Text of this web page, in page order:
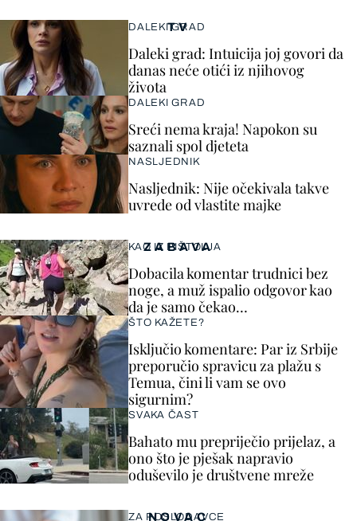
ZABAVA
KAO IZ PIŠTOLJA
Dobacila komentar trudnici bez
noge, a muž ispalio odgovor kao
da je samo čekao…
ŠTO KAŽETE?
Isključio komentare: Par iz Srbije
preporučio spravicu za plažu s
Temua, čini li vam se ovo
sigurnim?
SVAKA ČAST
Bahato mu prepriječio prijelaz, a
ono što je pješak napravio
oduševilo je društvene mreže
TV
DALEKI GRAD
Daleki grad: Intuicija joj govori da
danas neće otići iz njihovog
života
DALEKI GRAD
Sreći nema kraja! Napokon su
saznali spol djeteta
NASLJEDNIK
Nasljednik: Nije očekivala takve
uvrede od vlastite majke
NOVAC
ZA POSLODAVCE